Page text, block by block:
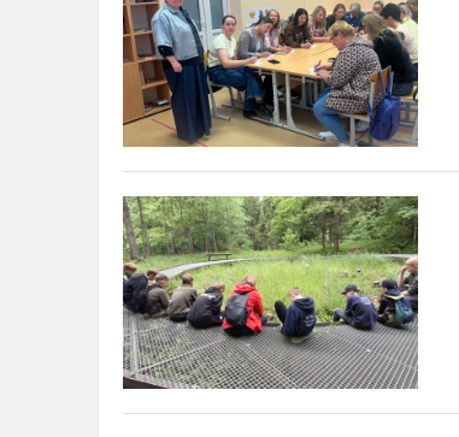
įgyta
patirtimi
5b
klasės
mokiniai
išbandė
miško
maudynes